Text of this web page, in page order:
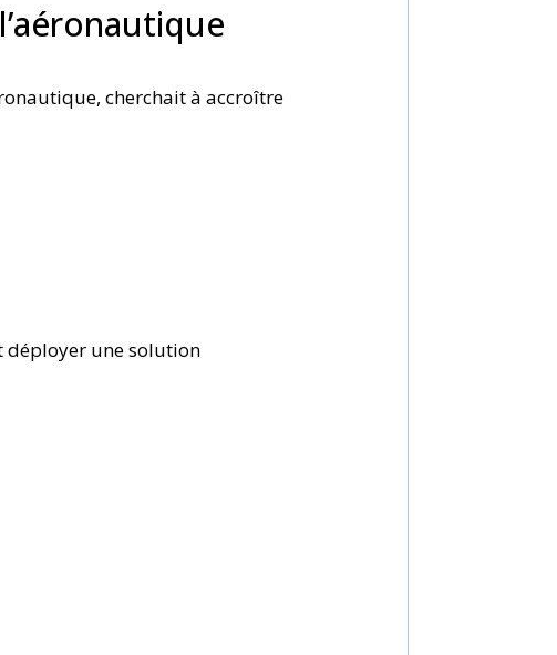
cherchait à accroître
déployer une solution